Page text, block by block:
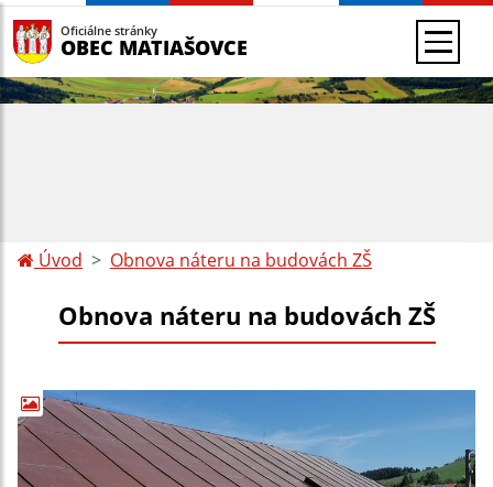
Oficiálne stránky
OBEC MATIAŠOVCE
Úvod Obnova náteru na budovách ZŠ
Obnova náteru na budovách ZŠ